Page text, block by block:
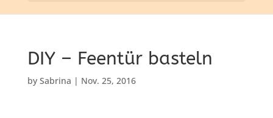
DIY – Feentür basteln
by Sabrina | Nov. 25, 2016